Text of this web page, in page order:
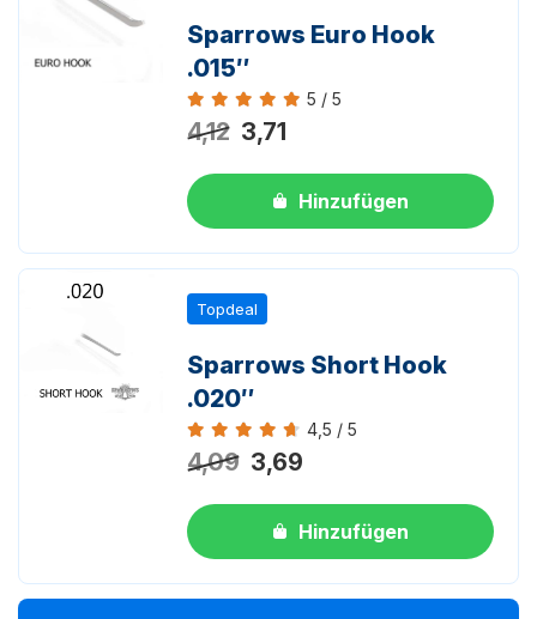
Sparrows Euro Hook
.015″
Bewertung 5 von 5
5 / 5
4,12 3,71
Hinzufügen
Topdeal
Sparrows Short Hook
.020″
Bewertung 4,5 von 5
4,5 / 5
4,09 3,69
Hinzufügen